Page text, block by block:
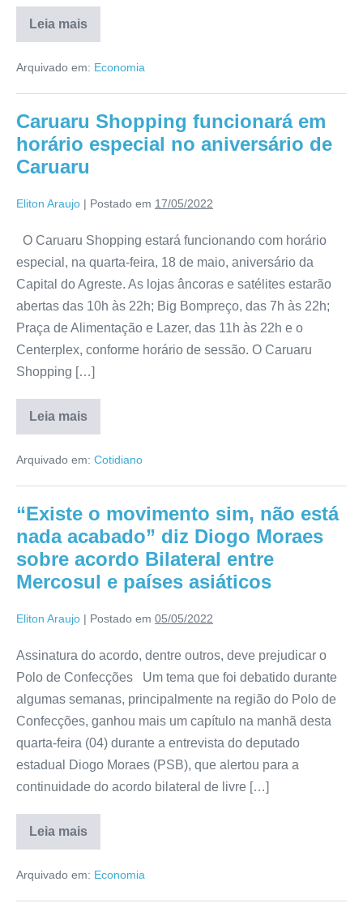
Leia mais
Arquivado em: Economia
Caruaru Shopping funcionará em
horário especial no aniversário de
Caruaru
Eliton Araujo | Postado em 17/05/2022
O Caruaru Shopping estará funcionando com horário
especial, na quarta-feira, 18 de maio, aniversário da
Capital do Agreste. As lojas âncoras e satélites estarão
abertas das 10h às 22h; Big Bompreço, das 7h às 22h;
Praça de Alimentação e Lazer, das 11h às 22h e o
Centerplex, conforme horário de sessão. O Caruaru
Shopping […]
Leia mais
Arquivado em: Cotidiano
“Existe o movimento sim, não está
nada acabado” diz Diogo Moraes
sobre acordo Bilateral entre
Mercosul e países asiáticos
Eliton Araujo | Postado em 05/05/2022
Assinatura do acordo, dentre outros, deve prejudicar o
Polo de Confecções Um tema que foi debatido durante
algumas semanas, principalmente na região do Polo de
Confecções, ganhou mais um capítulo na manhã desta
quarta-feira (04) durante a entrevista do deputado
estadual Diogo Moraes (PSB), que alertou para a
continuidade do acordo bilateral de livre […]
Leia mais
Arquivado em: Economia